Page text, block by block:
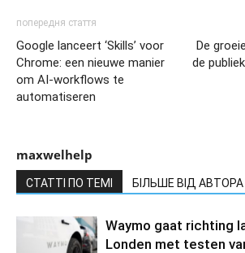
попередня стаття
Google lanceert ‘Skills’ voor
Chrome: een nieuwe manier
om AI-workflows te
automatiseren
De
de
maxwelhelp
СТАТТІ ПО ТЕМІ БІЛЬШЕ ВІД АВТОРА
Waymo gaat richting
Londen met testen